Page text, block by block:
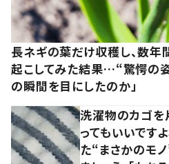
長ネギの葉だけ収穫し、数
起こしてみた結果…“驚愕の姿
の瞬間を目にしたのか」
洗濯物のカゴを
ってもいいです
た“まさかのモ